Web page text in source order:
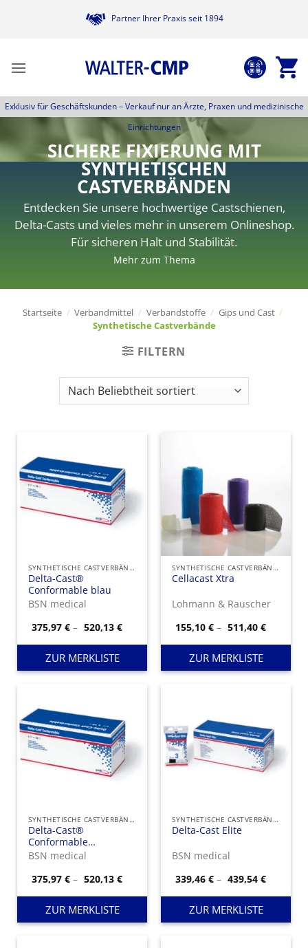
Partner Ihrer Praxis seit 1894
Exklusiv für Geschäftskunden –Verkauf nur an Ärzte, Praxen und medizinische
Einrichtungen
SICHERE FIXIERUNG MIT
SYNTHETISCHEN
CASTVERBÄNDEN
Entdecken Sie unsere hochwertige Castschienen,
Delta-Casts und vieles mehr in unserem Onlineshop.
Für sicheren Halt und Stabilität.
Mehr zum Thema
Startseite / Verbandmittel / Verbandstoffe / Gips und Cast /
Synthetische Castverbände
FILTERN
SYNTHETISCHE CASTVERBÄNDE
Delta-Cast®
Conformable blau
BSN medical
375,97€ – 520,13€Preisspanne:
375,97 €
bis
ZUR MERKLISTE
SYNTHETISCHE CASTVERBÄNDE
Cellacast Xtra
Lohmann & Rauscher
155,10€ – 511,40€
155,10 €
bis
ZUR MERKLISTE
SYNTHETISCHE CASTVERBÄNDE
Delta-Cast®
Conformable
Mischpackung
BSN medical
375,97€ – 520,13€Preisspanne:
375,97 €
bis
ZUR MERKLISTE
SYNTHETISCHE CASTVERBÄNDE
Delta-Cast Elite
BSN medical
339,46€ – 439,54€
339,46 €
bis
ZUR MERKLISTE